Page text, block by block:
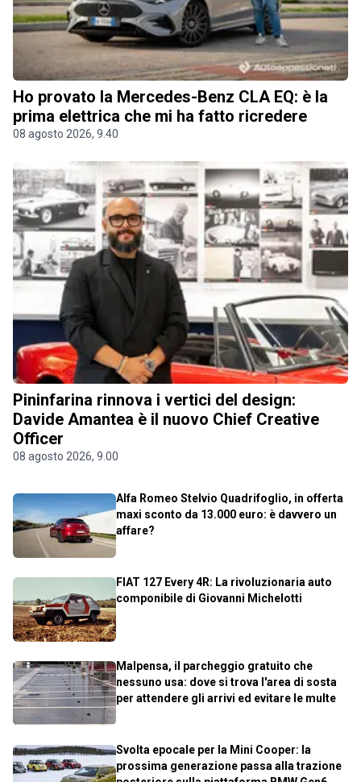
Ho provato la Mercedes-Benz CLA EQ: è la
prima elettrica che mi ha fatto ricredere
08 agosto 2026, 9.40
Pininfarina rinnova i vertici del design:
Davide Amantea è il nuovo Chief Creative
Officer
08 agosto 2026, 9.00
Alfa Romeo Stelvio Quadrifoglio, in offerta
maxi sconto da 13.000 euro: è davvero un
affare?
FIAT 127 Every 4R: La rivoluzionaria auto
componibile di Giovanni Michelotti
Malpensa, il parcheggio gratuito che
nessuno usa: dove si trova l'area di sosta
per attendere gli arrivi ed evitare le multe
Svolta epocale per la Mini Cooper: la
prossima generazione passa alla trazione